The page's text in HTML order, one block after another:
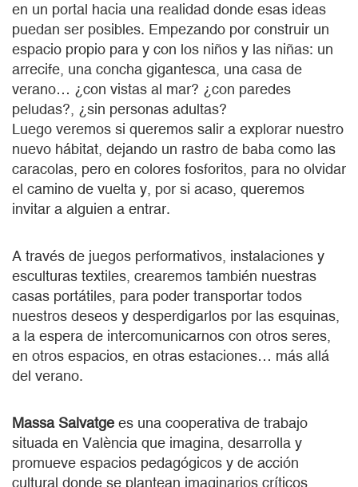
en un portal hacia una realidad donde esas ideas
puedan ser posibles. Empezando por construir un
espacio propio para y con los niños y las niñas: un
arrecife, una concha gigantesca, una casa de
verano… ¿con vistas al mar? ¿con paredes
peludas?, ¿sin personas adultas?
Luego veremos si queremos salir a explorar nuestro
nuevo hábitat, dejando un rastro de baba como las
caracolas, pero en colores fosforitos, para no olvidar
el camino de vuelta y, por si acaso, queremos
invitar a alguien a entrar.
A través de juegos performativos, instalaciones y
esculturas textiles, crearemos también nuestras
casas portátiles, para poder transportar todos
nuestros deseos y desperdigarlos por las esquinas,
a la espera de intercomunicarnos con otros seres,
en otros espacios, en otras estaciones… más allá
del verano.
Massa Salvatge es una cooperativa de trabajo
situada en València que imagina, desarrolla y
promueve espacios pedagógicos y de acción
cultural donde se plantean imaginarios críticos